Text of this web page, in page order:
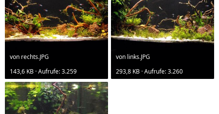
von rechts.JPG
143,6 KB · Aufrufe: 3.259
von links.JPG
293,8 KB · Aufrufe: 3.260